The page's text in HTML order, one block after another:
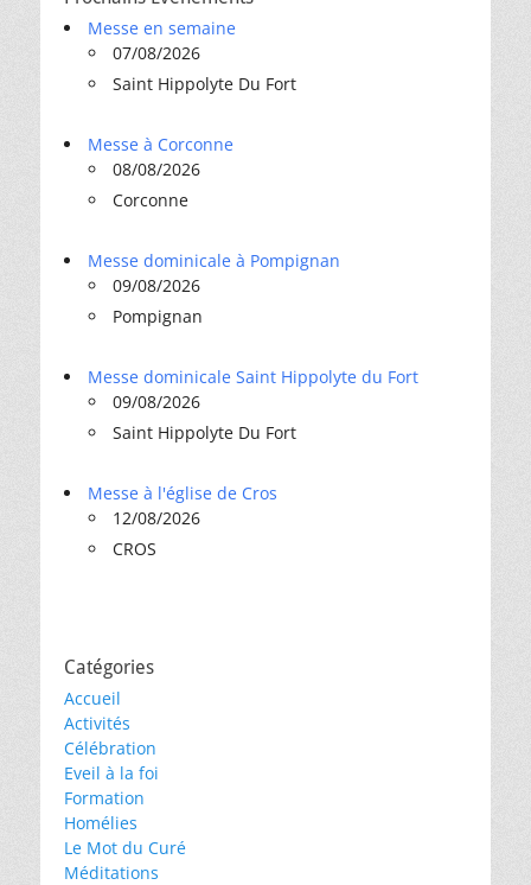
Messe en semaine
07/08/2026
Saint Hippolyte Du Fort
Messe à Corconne
08/08/2026
Corconne
Messe dominicale à Pompignan
09/08/2026
Pompignan
Messe dominicale Saint Hippolyte du Fort
09/08/2026
Saint Hippolyte Du Fort
Messe à l'église de Cros
12/08/2026
CROS
Catégories
Accueil
Activités
Célébration
Eveil à la foi
Formation
Homélies
Le Mot du Curé
Méditations